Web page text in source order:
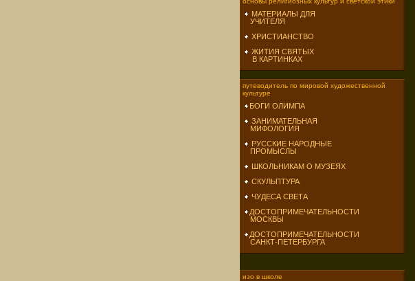
МАТЕРИАЛЫ ДЛЯ
УЧИТЕЛЯ
ХРИСТИАНСТВО
ЖИТИЯ СВЯТЫХ
В КАРТИНКАХ
путеводитель по мировой художественной
культуре
БОГИ ОЛИМПА
ЗАНИМАТЕЛЬНАЯ
МИФОЛОГИЯ
РУССКИЕ НАРОДНЫЕ
ПРОМЫСЛЫ
ШКОЛЬНИКАМ О МУЗЕЯХ
СКУЛЬПТУРА
ЧУДЕСА СВЕТА
ДОСТОПРИМЕЧАТЕЛЬНОСТИ
МОСКВЫ
ДОСТОПРИМЕЧАТЕЛЬНОСТИ
САНКТ-ПЕТЕРБУРГА
изо в школе